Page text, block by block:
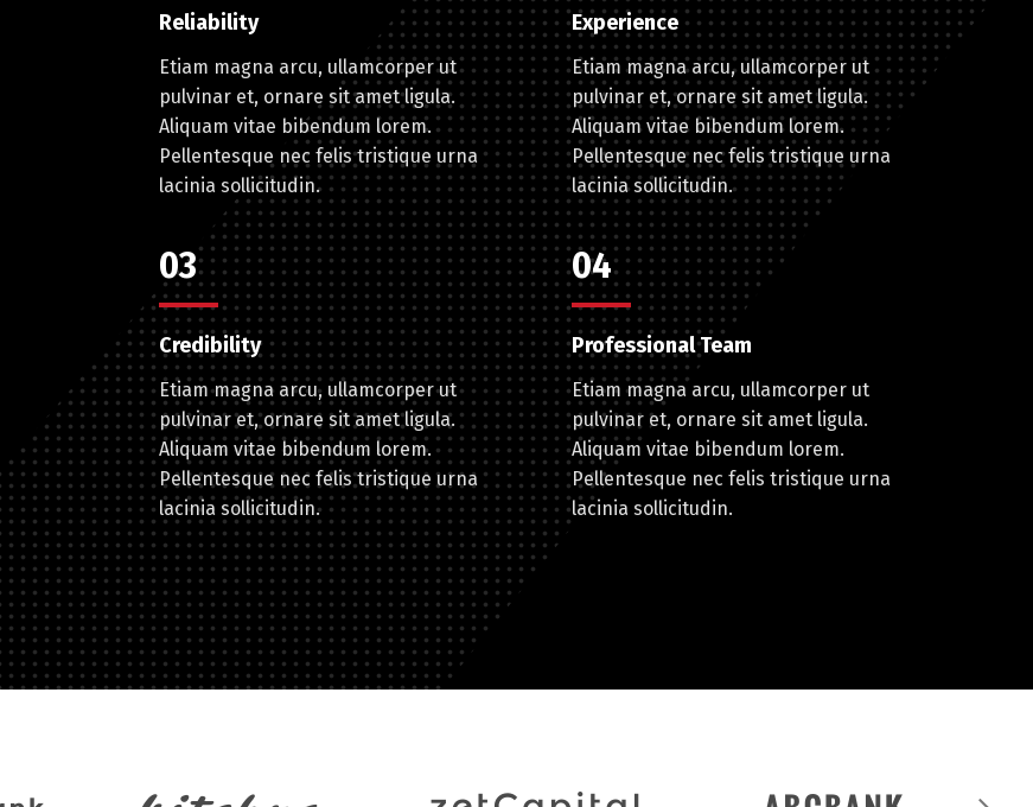
Reliability
Etiam magna arcu, ullamcorper ut
pulvinar et, ornare sit amet ligula.
Aliquam vitae bibendum lorem.
Pellentesque nec felis tristique urna
lacinia sollicitudin.
Experience
Etiam magna arcu, ullamcorper ut
pulvinar et, ornare sit amet ligula.
Aliquam vitae bibendum lorem.
Pellentesque nec felis tristique urna
lacinia sollicitudin.
03
Credibility
Etiam magna arcu, ullamcorper ut
pulvinar et, ornare sit amet ligula.
Aliquam vitae bibendum lorem.
Pellentesque nec felis tristique urna
lacinia sollicitudin.
04
Professional Team
Etiam magna arcu, ullamcorper ut
pulvinar et, ornare sit amet ligula.
Aliquam vitae bibendum lorem.
Pellentesque nec felis tristique urna
lacinia sollicitudin.